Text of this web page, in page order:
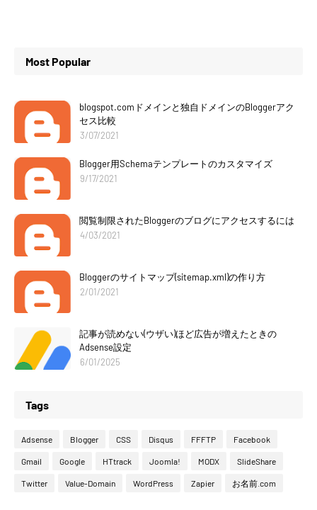
Most Popular
blogspot.comドメインと独自ドメインのBloggerアク
セス比較
3/07/2021
Blogger用Schemaテンプレートのカスタマイズ
9/17/2021
閲覧制限されたBloggerのブログにアクセスするには
4/03/2021
Bloggerのサイトマップ(sitemap.xml)の作り方
2/01/2021
記事が読めない(ウザい)ほど広告が増えたときの
Adsense設定
6/01/2025
Tags
Adsense Blogger CSS Disqus FFFTP Facebook
Gmail Google HTtrack Joomla! MODX SlideShare
Twitter Value-Domain WordPress Zapier お名前.com